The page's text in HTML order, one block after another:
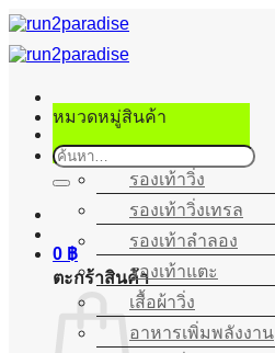
ข้าม
ไป
เนื้อหา
ค้นหา:
0 ฿
ตะกร้าสินค้า
หมวดหมู่สินค้า
รองเท้าวิ่ง
รองเท้าวิ่งเทรล
รองเท้าลำลอง
รองเท้าแตะ
เสื้อผ้าวิ่ง
อาหารเพิ่มพลังงาน